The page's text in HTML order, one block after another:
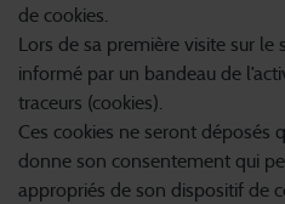
de cookies.
Lors de sa première visite sur le
informé par un bandeau de
traceurs (cookies).
Ces cookies ne seront déposés
donne son consentement qui
appropriés de son dispositif de